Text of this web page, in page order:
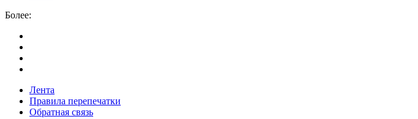
Более:
Лента
Правила перепечатки
Обратная связь